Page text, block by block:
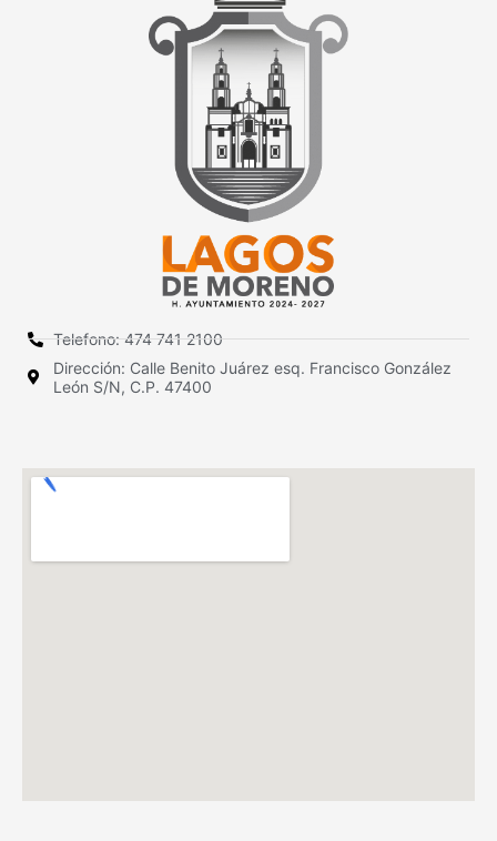
Telefono: 474 741 2100
Dirección: Calle Benito Juárez esq. Francisco González
León S/N, C.P. 47400